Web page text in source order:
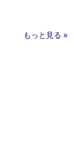
もっと見る »